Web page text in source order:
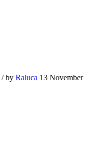
/by Raluca 13 November